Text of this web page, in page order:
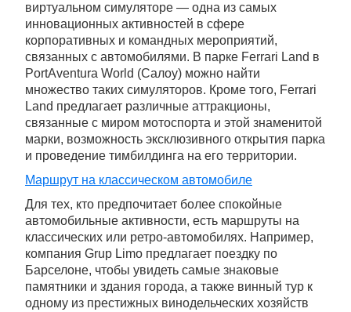
виртуальном симуляторе — одна из самых
инновационных активностей в сфере
корпоративных и командных мероприятий,
связанных с автомобилями. В парке Ferrari Land в
PortAventura World (Салоу) можно найти
множество таких симуляторов. Кроме того, Ferrari
Land предлагает различные аттракционы,
связанные с миром мотоспорта и этой знаменитой
марки, возможность эксклюзивного открытия парка
и проведение тимбилдинга на его территории.
Маршрут на классическом автомобиле
Для тех, кто предпочитает более спокойные
автомобильные активности, есть маршруты на
классических или ретро-автомобилях. Например,
компания Grup Limo предлагает поездку по
Барселоне, чтобы увидеть самые знаковые
памятники и здания города, а также винный тур к
одному из престижных винодельческих хозяйств